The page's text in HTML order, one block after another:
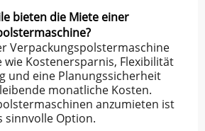
bieten die Miete einer
Verpackungspolstermaschine
Kostenersparnis, Flexibilität
und eine Planungssicherheit
monatliche Kosten.
anzumieten ist
sinnvolle Option.